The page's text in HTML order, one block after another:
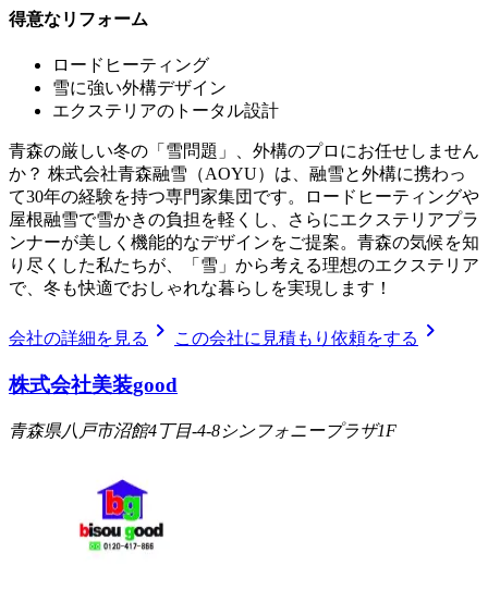
得意なリフォーム
ロードヒーティング
雪に強い外構デザイン
エクステリアのトータル設計
青森の厳しい冬の「雪問題」、外構のプロにお任せしません
か？ 株式会社青森融雪（AOYU）は、融雪と外構に携わっ
て30年の経験を持つ専門家集団です。ロードヒーティングや
屋根融雪で雪かきの負担を軽くし、さらにエクステリアプラ
ンナーが美しく機能的なデザインをご提案。青森の気候を知
り尽くした私たちが、「雪」から考える理想のエクステリア
で、冬も快適でおしゃれな暮らしを実現します！
会社の詳細を見る chevron_right この会社に見積もり依頼をする chevron_right
株式会社美装good
青森県八戸市沼館4丁目-4-8シンフォニープラザ1F